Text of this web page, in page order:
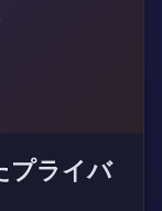
プライバ